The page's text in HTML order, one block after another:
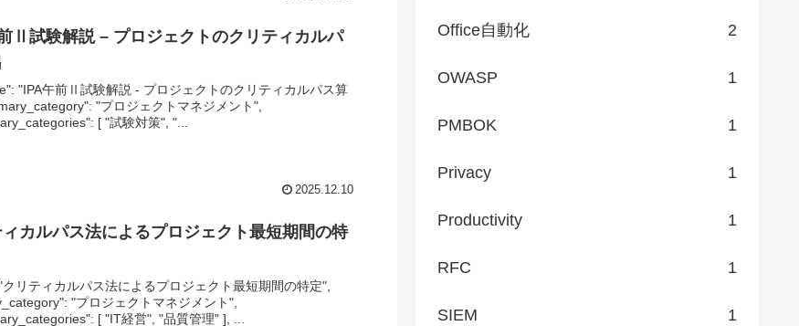
Ⅱ試験解説 – プロジェクトのクリティカルパ
"IPA午前Ⅱ試験解説 - プロジェクトのクリティカルパス算
"プロジェクトマネジメント",
[ "試験対策", "...
2025.12.10
カルパス法によるプロジェクト最短期間の特
リティカルパス法によるプロジェクト最短期間の特定",
"プロジェクトマネジメント",
[ "IT経営", "品質管理" ], ...
Office自動化 2
OWASP 1
PMBOK 1
Privacy 1
Productivity 1
RFC 1
SIEM 1